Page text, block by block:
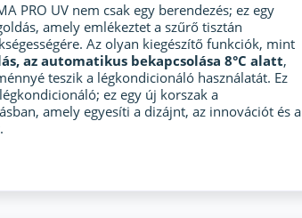
PRO UV nem csak egy berendezés; ez egy
amely emlékeztet a szűrő tisztán
Az olyan kiegészítő funkciók, mint
az automatikus bekapcsolása 8°C alatt,
teszik a légkondicionáló használatát. Ez
ez egy új korszak a
amely egyesíti a dizájnt, az innovációt és a